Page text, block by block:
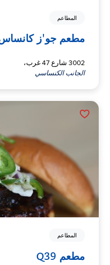
المطاعم
مطعم جو'ز كانساس
3002 شارع 47 غرب،
الجانب الكنساسي
المطاعم
مطعم Q39